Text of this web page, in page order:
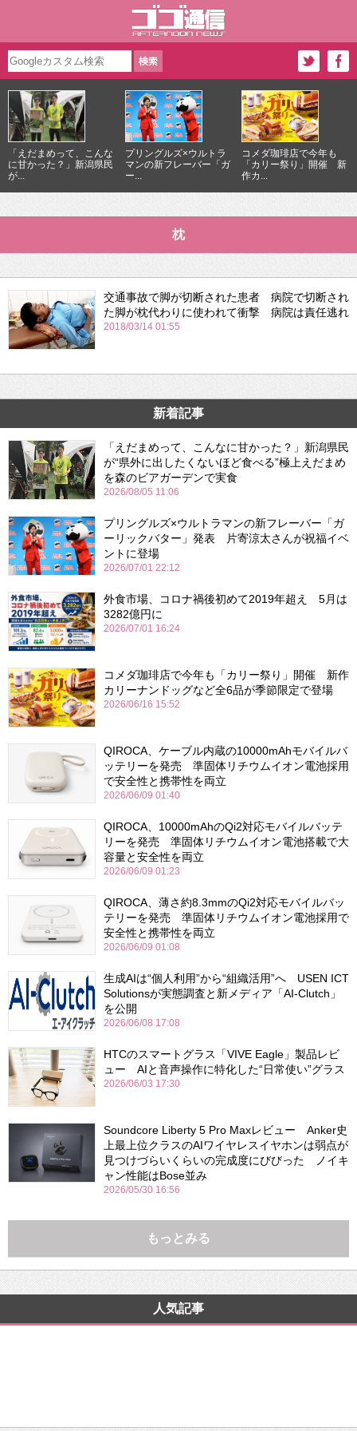
「えだまめって、こんな
に甘かった？」新潟県民
が...
プリングルズ×ウルトラ
マンの新フレーバー「ガ
ー...
コメダ珈琲店で今年も
「カリー祭り」開催 新
作カ...
枕
交通事故で脚が切断された患者 病院で切断され
た脚が枕代わりに使われて衝撃 病院は責任逃れ
2018/03/14 01:55
新着記事
「えだまめって、こんなに甘かった？」新潟県民
が“県外に出したくないほど食べる”極上えだまめ
を森のビアガーデンで実食
2026/08/05 11:06
プリングルズ×ウルトラマンの新フレーバー「ガ
ーリックバター」発表 片寄涼太さんが祝福イベ
ントに登場
2026/07/01 22:12
外食市場、コロナ禍後初めて2019年超え 5月は
3282億円に
2026/07/01 16:24
コメダ珈琲店で今年も「カリー祭り」開催 新作
カリーナンドッグなど全6品が季節限定で登場
2026/06/16 15:52
QIROCA、ケーブル内蔵の10000mAhモバイルバ
ッテリーを発売 準固体リチウムイオン電池採用
で安全性と携帯性を両立
2026/06/09 01:40
QIROCA、10000mAhのQi2対応モバイルバッテ
リーを発売 準固体リチウムイオン電池搭載で大
容量と安全性を両立
2026/06/09 01:23
QIROCA、薄さ約8.3mmのQi2対応モバイルバッ
テリーを発売 準固体リチウムイオン電池採用で
安全性と携帯性を両立
2026/06/09 01:08
生成AIは“個人利用”から“組織活用”へ USEN ICT
Solutionsが実態調査と新メディア「AI-Clutch」
を公開
2026/06/08 17:08
HTCのスマートグラス「VIVE Eagle」製品レビ
ュー AIと音声操作に特化した“日常使い”グラス
2026/06/03 17:30
Soundcore Liberty 5 Pro Maxレビュー Anker史
上最上位クラスのAIワイヤレスイヤホンは弱点が
見つけづらいくらいの完成度にびびった ノイキ
ャン性能はBose並み
2026/05/30 16:56
もっとみる
人気記事